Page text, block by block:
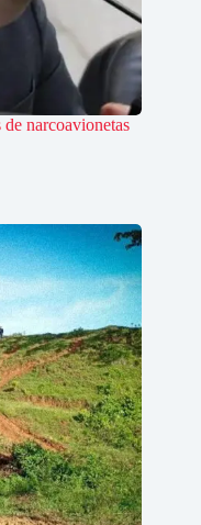
narcoavionetas